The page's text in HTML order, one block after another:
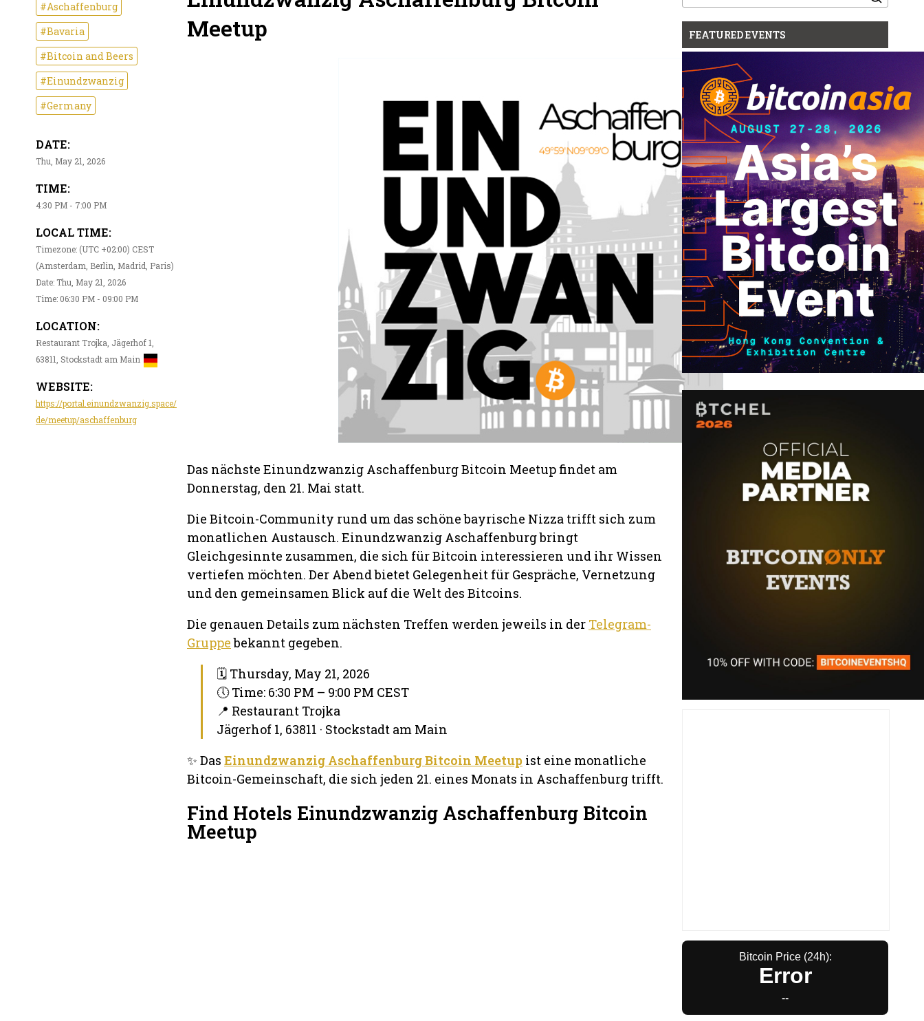
#Aschaffenburg
#Bavaria
#Bitcoin and Beers
#Einundzwanzig
#Germany
DATE:
Thu, May 21, 2026
TIME:
4:30 PM - 7:00 PM
LOCAL TIME:
Timezone: (UTC +02:00) CEST
(Amsterdam, Berlin, Madrid, Paris)
Date: Thu, May 21, 2026
Time: 06:30 PM - 09:00 PM
LOCATION:
Restaurant Trojka, Jägerhof 1,
63811, Stockstadt am Main
WEBSITE:
https://portal.einundzwanzig.space/
de/meetup/aschaffenburg
Meetup
Das nächste Einundzwanzig Aschaffenburg Bitcoin Meetup findet am
Donnerstag, den 21. Mai statt.
Die Bitcoin-Community rund um das schöne bayrische Nizza trifft sich zum
monatlichen Austausch. Einundzwanzig Aschaffenburg bringt
Gleichgesinnte zusammen, die sich für Bitcoin interessieren und ihr Wissen
vertiefen möchten. Der Abend bietet Gelegenheit für Gespräche, Vernetzung
und den gemeinsamen Blick auf die Welt des Bitcoins.
Die genauen Details zum nächsten Treffen werden jeweils in der Telegram-
Gruppebekannt gegeben.
🗓 Thursday, May 21, 2026
🕔 Time: 6:30 PM – 9:00 PM CEST
📍 Restaurant Trojka
Jägerhof 1, 63811 · Stockstadt am Main
✨ Das Einundzwanzig Aschaffenburg Bitcoin Meetup ist eine monatliche
Bitcoin-Gemeinschaft, die sich jeden 21. eines Monats in Aschaffenburg trifft.
Find Hotels Einundzwanzig Aschaffenburg Bitcoin
Meetup
for:
FEATURED EVENTS
Bitcoin Price (24h):
Error
--